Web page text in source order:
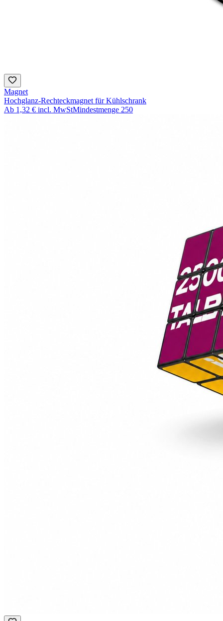
Magnet
Hochglanz-Rechteckmagnet für Kühlschrank
Ab 1,32 € incl. MwStMindestmenge 250